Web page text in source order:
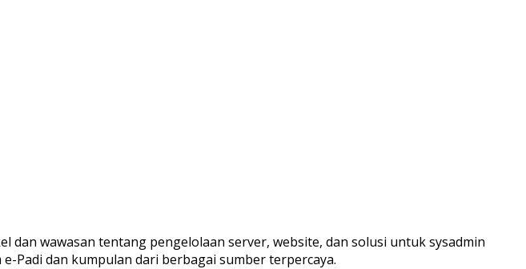
dan wawasan tentang pengelolaan server, website, dan solusi untuk sysadmin
Padi dan kumpulan dari berbagai sumber terpercaya.